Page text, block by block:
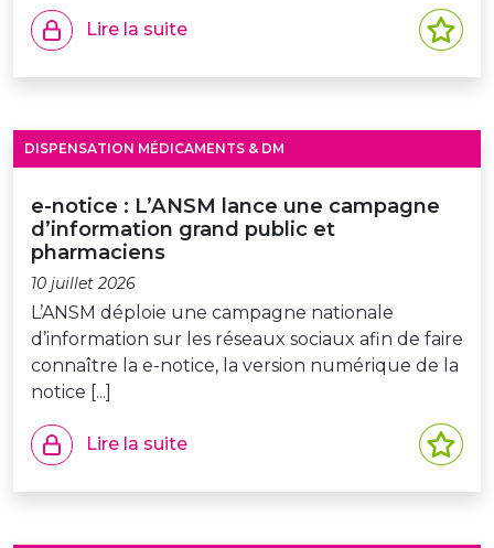
Lire la suite
DISPENSATION MÉDICAMENTS & DM
e-notice : L’ANSM lance une campagne
d’information grand public et
pharmaciens
10 juillet 2026
L’ANSM déploie une campagne nationale
d’information sur les réseaux sociaux afin de faire
connaître la e-notice, la version numérique de la
notice [...]
Lire la suite